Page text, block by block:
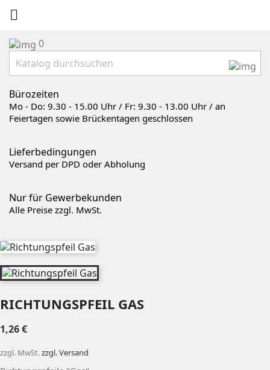

0
Bürozeiten
Mo - Do: 9.30 - 15.00 Uhr / Fr: 9.30 - 13.00 Uhr / an
Feiertagen sowie Brückentagen geschlossen
Lieferbedingungen
Versand per DPD oder Abholung
Nur für Gewerbekunden
Alle Preise zzgl. MwSt.
RICHTUNGSPFEIL GAS
1,26 €
zzgl. MwSt.zzgl. Versand